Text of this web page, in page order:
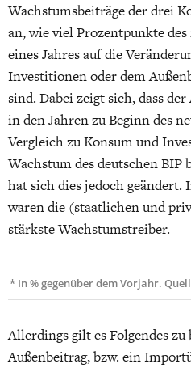
Wachstumsbeiträge der drei
an, wie viel Prozentpunkte
eines Jahres auf die
Investitionen oder dem
sind. Dabei zeigt sich, dass
in den Jahren zu Beginn des
Vergleich zu Konsum und
Wachstum des deutschen
hat sich dies jedoch
waren die (staatlichen und
stärkste Wachstumstreiber.
* In % gegenüber dem Vorjahr.
Allerdings gilt es Folgendes
Außenbeitrag, bzw. ein